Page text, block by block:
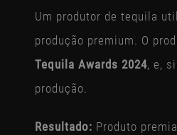
Um produtor de tequila
produção premium. O
Tequila Awards 2024, e,
produção.
Resultado: Produto